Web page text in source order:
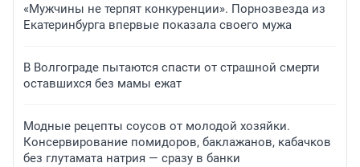
«Мужчины не терпят конкуренции». Порнозвезда из
Екатеринбурга впервые показала своего мужа
В Волгограде пытаются спасти от страшной смерти
оставшихся без мамы ежат
Модные рецепты соусов от молодой хозяйки.
Консервирование помидоров, баклажанов, кабачков
без глутамата натрия — сразу в банки